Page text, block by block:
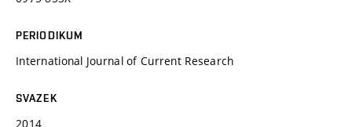
PERIODIKUM
International Journal of Current Research
SVAZEK
2014